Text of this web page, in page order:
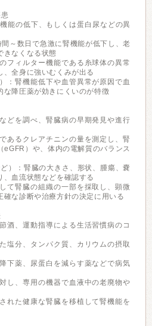
能の低下、もしくは蛋白尿などの異
～数日で急激に腎機能が低下し、老
きなくなる状態
フィルター機能である糸球体の異常
、全身に強いむくみが出る
：腎機能低下や血管異常が原因で血
な降圧薬が効きにくいのが特徴
どを調べ、腎臓病の早期発見や進行
あるクレアチニンの量を測定し、腎
eGFR）や、体内の電解質のバランス
）：腎臓の大きさ、形状、腫瘍、嚢
、血流状態などを確認する
て腎臓の組織の一部を採取し、顕微
確な診断や治療方針の決定に用いる
酒、運動指導による生活習慣病のコ
塩分、タンパク質、カリウムの摂取
下薬、尿蛋白を減らす薬などで病気
し、専用の機器で血液中の老廃物や
れた健康な腎臓を移植して腎機能を